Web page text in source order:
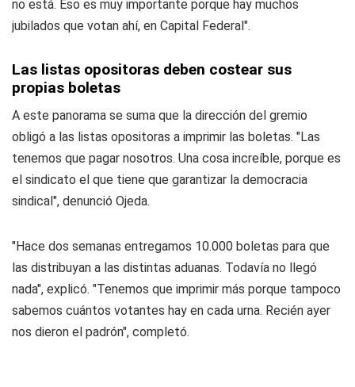
no está. Eso es muy importante porque hay muchos
jubilados que votan ahí, en Capital Federal".
Las listas opositoras deben costear sus
propias boletas
A este panorama se suma que la dirección del gremio
obligó a las listas opositoras a imprimir las boletas. "Las
tenemos que pagar nosotros. Una cosa increíble, porque es
el sindicato el que tiene que garantizar la democracia
sindical", denunció Ojeda.
"Hace dos semanas entregamos 10.000 boletas para que
las distribuyan a las distintas aduanas. Todavía no llegó
nada", explicó. "Tenemos que imprimir más porque tampoco
sabemos cuántos votantes hay en cada urna. Recién ayer
nos dieron el padrón", completó.